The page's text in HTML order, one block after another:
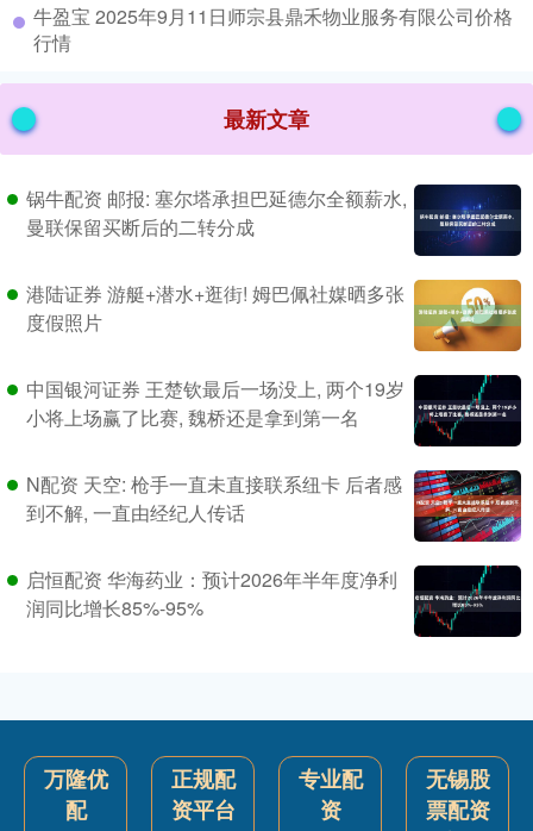
​牛盈宝 2025年9月11日师宗县鼎禾物业服务有限公司价格
行情
最新文章
锅牛配资 邮报: 塞尔塔承担巴延德尔全额薪水,
曼联保留买断后的二转分成
港陆证券 游艇+潜水+逛街! 姆巴佩社媒晒多张
度假照片
中国银河证券 王楚钦最后一场没上, 两个19岁
小将上场赢了比赛, 魏桥还是拿到第一名
N配资 天空: 枪手一直未直接联系纽卡 后者感
到不解, 一直由经纪人传话
启恒配资 华海药业：预计2026年半年度净利
润同比增长85%-95%
万隆优
配
正规配
资平台
专业配
资
无锡股
票配资